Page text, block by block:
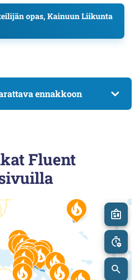
opas, Kainuun Liikunta
ennakkoon
Fluent